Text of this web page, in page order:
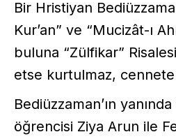
Bir Hristiyan
Kur’an” ve “Mucizât-ı
buluna “Zülfikar”
etse kurtulmaz,
Bediüzzaman’ın
öğrencisi Ziya Arun ile